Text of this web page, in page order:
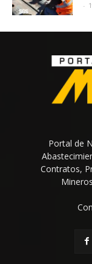
-
Portal de
Contratos,